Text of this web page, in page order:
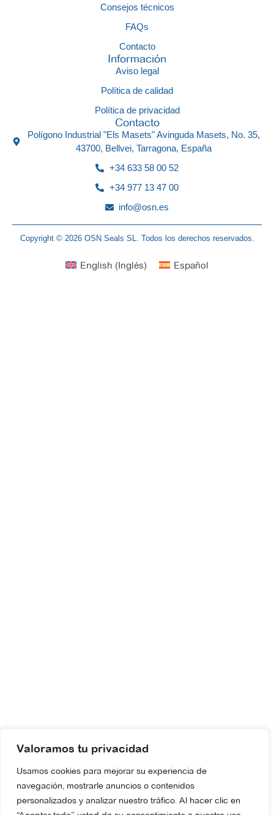
Valoramos tu privacidad
Usamos cookies para mejorar su experiencia de
navegación, mostrarle anuncios o contenidos
personalizados y analizar nuestro tráfico. Al hacer clic en
Consejos técnicos
FAQs
Contacto
Información
Aviso legal
Política de calidad
Política de privacidad
Contacto
Polígono Industrial "Els Masets" Avinguda Masets, No. 35,
43700, Bellvei, Tarragona, España
+34 633 58 00 52
+34 977 13 47 00
info@osn.es
Copyright © 2026 OSN Seals SL. Todos los derechos reservados.
English (Inglés) Español